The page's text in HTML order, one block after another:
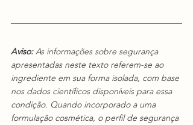
Aviso: As informações sobre segurança
apresentadas neste texto referem-se ao
ingrediente em sua forma isolada, com base
nos dados científicos disponíveis para essa
condição. Quando incorporado a uma
formulação cosmética, o perfil de segurança